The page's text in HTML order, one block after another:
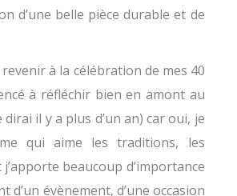
d’une belle pièce durable et de
à la célébration de mes 40
à réfléchir bien en amont au
dirai il y a plus d’un an) car oui, je
qui aime les traditions, les
beaucoup d’importance
d’un évènement, d’une occasion